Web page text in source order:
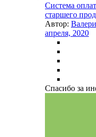
Система
старшего
Автор:
апреля, 2020
Спасибо за